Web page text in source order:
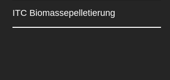
ITC Biomassepelletierung